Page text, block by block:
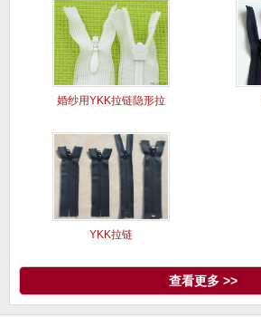
婚纱用YKK拉链隐形拉
YKK拉链
查看更多 >>